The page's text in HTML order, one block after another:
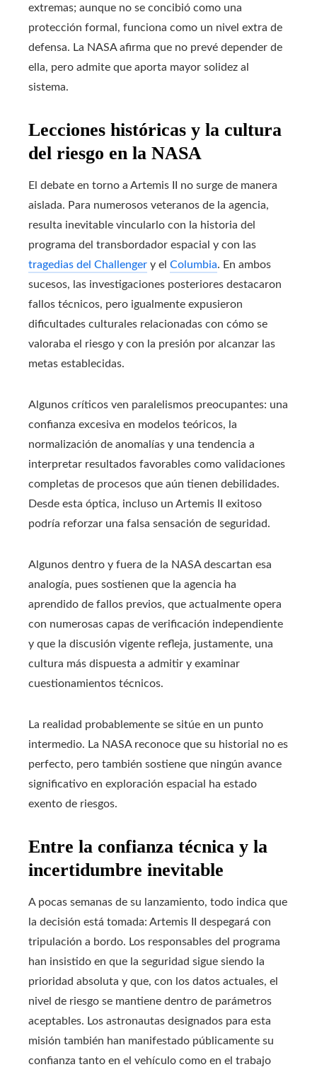
extremas; aunque no se concibió como una
protección formal, funciona como un nivel extra de
defensa. La NASA afirma que no prevé depender de
ella, pero admite que aporta mayor solidez al
sistema.
Lecciones históricas y la cultura
del riesgo en la NASA
El debate en torno a Artemis II no surge de manera
aislada. Para numerosos veteranos de la agencia,
resulta inevitable vincularlo con la historia del
programa del transbordador espacial y con las
tragedias del Challenger y el Columbia. En ambos
sucesos, las investigaciones posteriores destacaron
fallos técnicos, pero igualmente expusieron
dificultades culturales relacionadas con cómo se
valoraba el riesgo y con la presión por alcanzar las
metas establecidas.
Algunos críticos ven paralelismos preocupantes: una
confianza excesiva en modelos teóricos, la
normalización de anomalías y una tendencia a
interpretar resultados favorables como validaciones
completas de procesos que aún tienen debilidades.
Desde esta óptica, incluso un Artemis II exitoso
podría reforzar una falsa sensación de seguridad.
Algunos dentro y fuera de la NASA descartan esa
analogía, pues sostienen que la agencia ha
aprendido de fallos previos, que actualmente opera
con numerosas capas de verificación independiente
y que la discusión vigente refleja, justamente, una
cultura más dispuesta a admitir y examinar
cuestionamientos técnicos.
La realidad probablemente se sitúe en un punto
intermedio. La NASA reconoce que su historial no es
perfecto, pero también sostiene que ningún avance
significativo en exploración espacial ha estado
exento de riesgos.
Entre la confianza técnica y la
incertidumbre inevitable
A pocas semanas de su lanzamiento, todo indica que
la decisión está tomada: Artemis II despegará con
tripulación a bordo. Los responsables del programa
han insistido en que la seguridad sigue siendo la
prioridad absoluta y que, con los datos actuales, el
nivel de riesgo se mantiene dentro de parámetros
aceptables. Los astronautas designados para esta
misión también han manifestado públicamente su
confianza tanto en el vehículo como en el trabajo